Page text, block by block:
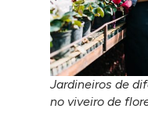
Jardineiros de
no viveiro de